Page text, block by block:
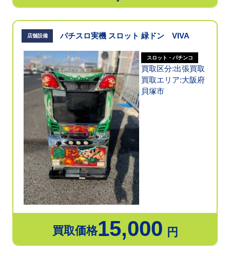
店舗設備 パチスロ実機 スロット 緑ドン VIVA
スロット・パチンコ
買取区分:出張買取
買取エリア:大阪府
貝塚市
買取価格15,000 円